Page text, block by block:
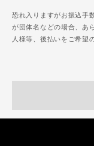
恐れ入りますがお振込手
が団体名などの場合、あ
人様等、後払いをご希望